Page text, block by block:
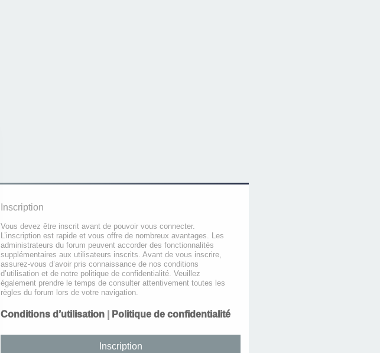
Inscription
Vous devez être inscrit avant de pouvoir vous connecter.
L’inscription est rapide et vous offre de nombreux avantages. Les
administrateurs du forum peuvent accorder des fonctionnalités
supplémentaires aux utilisateurs inscrits. Avant de vous inscrire,
assurez-vous d’avoir pris connaissance de nos conditions
d’utilisation et de notre politique de confidentialité. Veuillez
également prendre le temps de consulter attentivement toutes les
règles du forum lors de votre navigation.
Conditions d’utilisation Politique de confidentialité
Inscription